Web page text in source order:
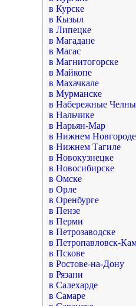
в Курске
в Кызыл
в Липецке
в Магадане
в Магас
в Магнитогорске
в Майкопе
в Махачкале
в Мурманске
в Набережные Челны
в Нальчике
в Нарьян-Мар
в Нижнем Новгороде
в Нижнем Тагиле
в Новокузнецке
в Новосибирске
в Омске
в Орле
в Оренбурге
в Пензе
в Перми
в Петрозаводске
в Петропавловск-
в Пскове
в Ростове-на-Дону
в Рязани
в Салехарде
в Самаре